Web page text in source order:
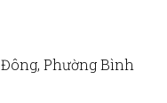
Phường Bình